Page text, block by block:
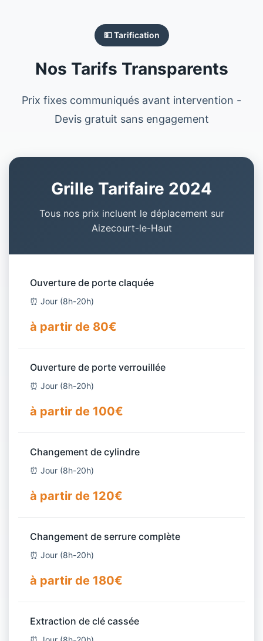
💵 Tarification
Nos Tarifs Transparents
Prix fixes communiqués avant intervention -
Devis gratuit sans engagement
Grille Tarifaire 2024
Tous nos prix incluent le déplacement sur
Aizecourt-le-Haut
Ouverture de porte claquée
⏰ Jour (8h-20h)
à partir de 80€
Ouverture de porte verrouillée
⏰ Jour (8h-20h)
à partir de 100€
Changement de cylindre
⏰ Jour (8h-20h)
à partir de 120€
Changement de serrure complète
⏰ Jour (8h-20h)
à partir de 180€
Extraction de clé cassée